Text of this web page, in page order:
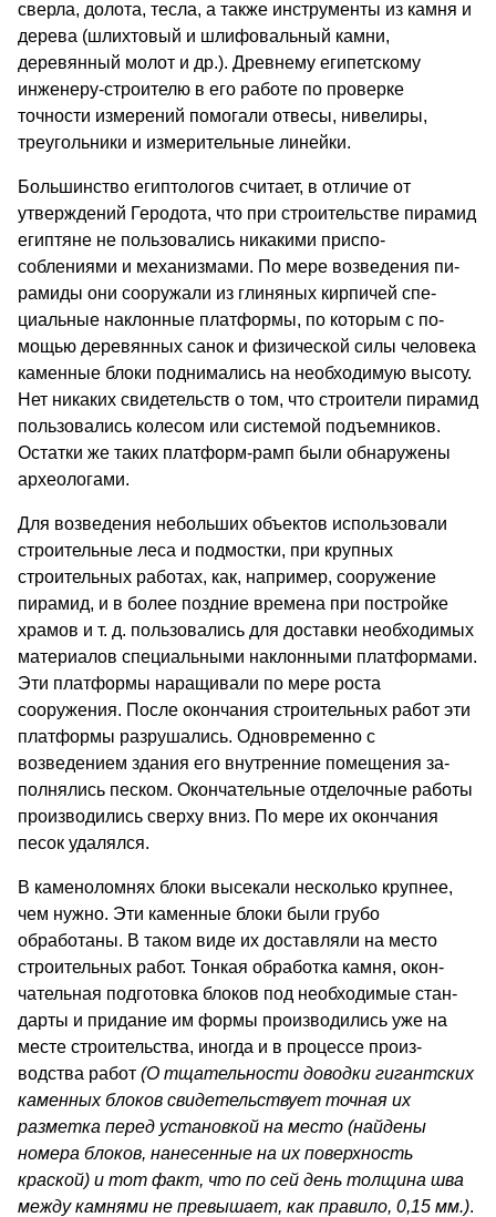
сверла, долота, тесла, а также инструменты из камня и
дерева (шлихтовый и шлифовальный камни,
деревянный молот и др.). Древнему египетс­кому
инженеру-строителю в его работе по проверке
точности измерений помогали отвесы, нивелиры,
треугольники и измерительные линейки.
Большинство египтологов считает, в отличие от
утверждений Геродота, что при строительстве пи­рамид
египтяне не пользовались никакими приспо­
соблениями и механизмами. По мере возведения пи­
рамиды они сооружали из глиняных кирпичей спе­
циальные наклонные платформы, по которым с по­
мощью деревянных санок и физической силы челове­ка
каменные блоки поднимались на необходимую высоту.
Нет никаких свидетельств о том, что стро­ители пирамид
пользовались колесом или системой подъемников.
Остатки же таких платформ-рамп бы­ли обнаружены
археологами.
Для возведения небольших объектов использова­ли
строительные леса и подмостки, при крупных
строительных работах, как, например, сооружение
пирамид, и в более поздние времена при постройке
храмов и т. д. пользовались для доставки необходи­мых
материалов специальными наклонными плат­формами.
Эти платформы наращивали по мере рос­та
сооружения. После окончания строительных ра­бот эти
платформы разрушались. Одновременно с
возведением здания его внутренние помещения за­
полнялись песком. Окончательные отделочные ра­боты
производились сверху вниз. По мере их окон­чания
песок удалялся.
В каменоломнях блоки высекали несколько круп­нее,
чем нужно. Эти каменные блоки были грубо
обработаны. В таком виде их доставляли на место
строительных работ. Тонкая обработка камня, окон­
чательная подготовка блоков под необходимые стан­
дарты и придание им формы производились уже на
месте строительства, иногда и в процессе произ­
водства работ (О тщательности доводки гигантских
каменных блоков свидетельствует точная их
разметка перед установкой на место (найдены
номера блоков, нанесенные на их поверхность
краской) и тот факт, что по сей день толщина шва
между камнями не пре­вышает, как правило, 0,15 мм.).